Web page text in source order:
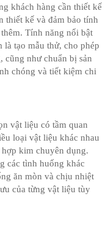
khách hàng cần thiết kế
thiết kế và đảm bảo tính
Tính năng nổi bật
là tạo mẫu thử, cho phép
cũng như chuẩn bị sản
chóng và tiết kiệm chi
vật liệu có tầm quan
loại vật liệu khác nhau
kim chuyên dụng.
các tình huống khác
ăn mòn và chịu nhiệt
của từng vật liệu tùy